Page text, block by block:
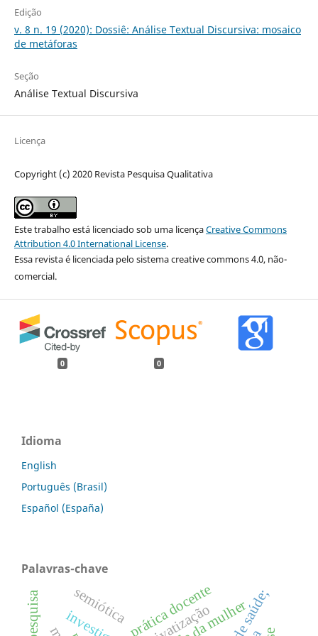
Edição
v. 8 n. 19 (2020): Dossiê: Análise Textual Discursiva: mosaico
de metáforas
Seção
Análise Textual Discursiva
Licença
Copyright (c) 2020 Revista Pesquisa Qualitativa
Este trabalho está licenciado sob uma licençaCreative Commons
Attribution 4.0 International License.
Essa revista é licenciada pelo sistema creative commons 4.0, não-
comercial.
0 0
Idioma
English
Português (Brasil)
Español (España)
Palavras-chave
prática docente
semiótica